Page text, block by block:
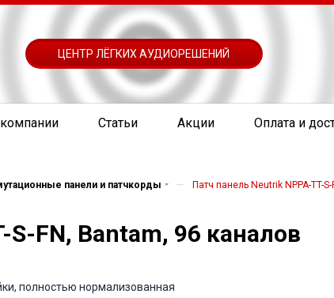
ЦЕНТР ЛЁГКИХ АУДИОРЕШЕНИЙ
Статьи Акции Оплата и
панели и патчкорды — Патч панель Neutrik NPPA-TT-
FN, Bantam, 96 каналов
полностью нормализованная